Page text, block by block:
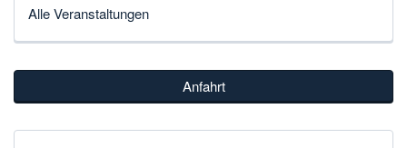
Alle Veranstaltungen
Anfahrt